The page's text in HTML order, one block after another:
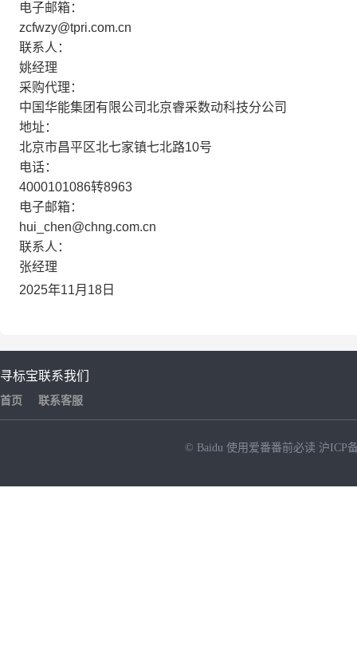
电子邮箱：
zcfwzy@tpri.com.cn
联系人：
姚经理
采购代理：
中国华能集团有限公司北京睿采数动科技分公司
地址：
北京市昌平区北七家镇七北路10号
电话：
4000101086转8963
电子邮箱：
hui_chen@chng.com.cn
联系人：
张经理
2025年11月18日
寻标宝
首页
联系我们
联系客服
© Baidu 使用爱番番前必读 沪ICP